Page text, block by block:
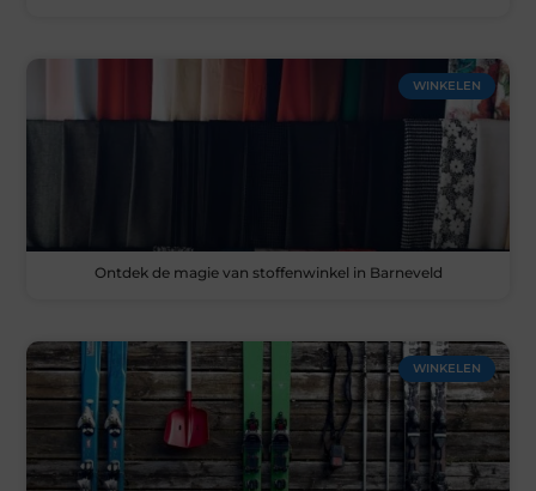
WINKELEN
Ontdek de magie van stoffenwinkel in Barneveld
WINKELEN